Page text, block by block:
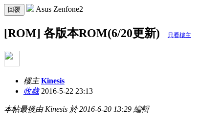
回覆 Asus Zenfone2
[ROM] 各版本ROM(6/20更新) 只看樓主
樓主 Kinesis
收藏2016-5-22 23:13
本帖最後由 Kinesis 於 2016-6-20 13:29 編輯